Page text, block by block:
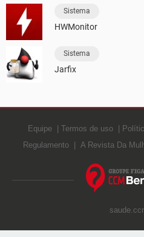
Sistema
HWMonitor
Sistema
Jarfix
Equipe Termos de uso
Regulamento
A Revista Da